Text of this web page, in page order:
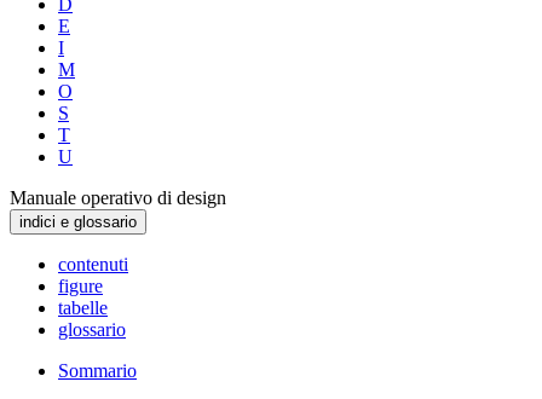
D
E
I
M
O
S
T
U
Manuale operativo di design
indici e glossario
contenuti
figure
tabelle
glossario
Sommario